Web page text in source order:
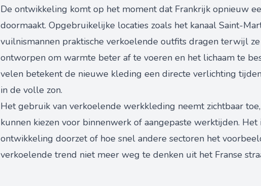
De ontwikkeling komt op het moment dat Frankrijk opnieuw
doormaakt. Opgebruikelijke locaties zoals het kanaal Saint-
vuilnismannen praktische verkoelende outfits dragen terwijl
ontworpen om warmte beter af te voeren en het lichaam te
velen betekent de nieuwe kleding een directe verlichting
in de volle zon.
Het gebruik van verkoelende werkkleding neemt zichtbaar
kunnen kiezen voor binnenwerk of aangepaste werktijden.
ontwikkeling doorzet of hoe snel andere sectoren het
verkoelende trend niet meer weg te denken uit het Franse